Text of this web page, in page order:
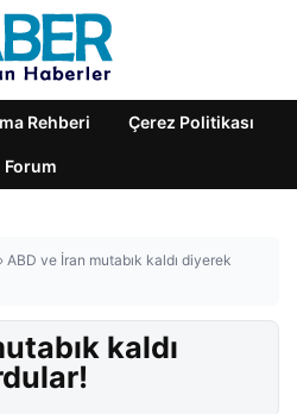
Rehberi Çerez Politikası
Forum
› ABD ve İran mutabık kaldı diyerek
kaldı